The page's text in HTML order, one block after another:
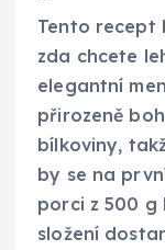
Tento recept
zda chcete
elegantní
přirozeně
bílkoviny,
by se na
porci z 500 g
složení